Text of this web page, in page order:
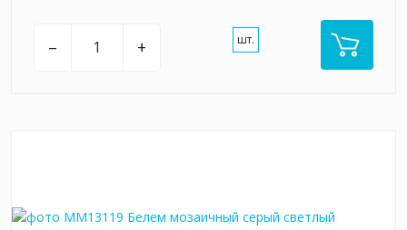
– + шт.